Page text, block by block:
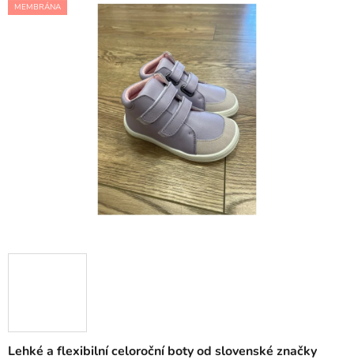
Lehké a flexibilní celoroční boty od slovenské značky
MEMBRÁNA